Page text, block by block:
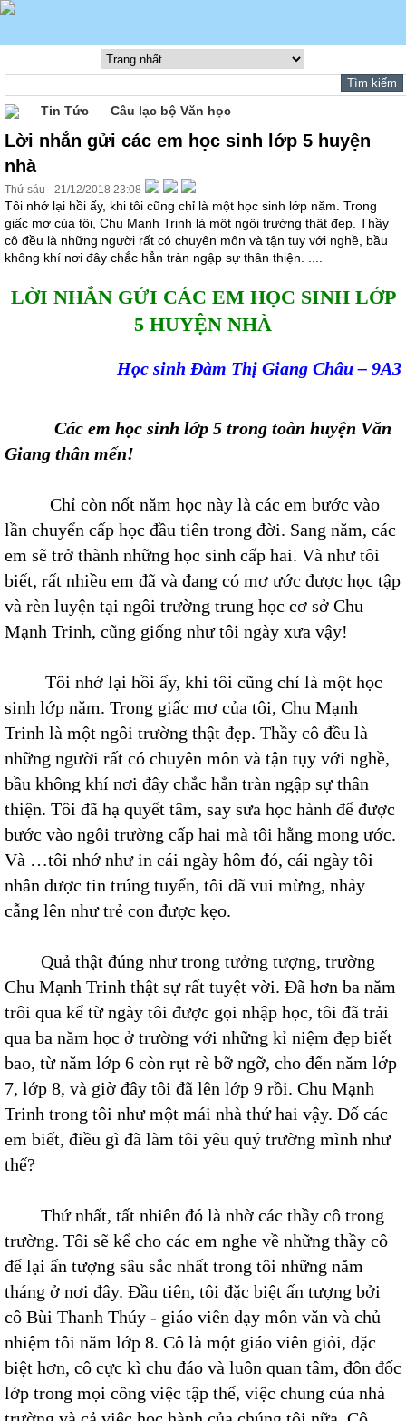
Tin Tức Câu lạc bộ Văn học
Lời nhắn gửi các em học sinh lớp 5 huyện
nhà
Thứ sáu - 21/12/2018 23:08
Tôi nhớ lại hồi ấy, khi tôi cũng chỉ là một học sinh lớp năm. Trong
giấc mơ của tôi, Chu Mạnh Trinh là một ngôi trường thật đẹp. Thầy
cô đều là những người rất có chuyên môn và tận tụy với nghề, bầu
không khí nơi đây chắc hẳn tràn ngập sự thân thiện. ....
LỜI NHẮN GỬI CÁC EM HỌC SINH LỚP
5 HUYỆN NHÀ
Học sinh Đàm Thị Giang Châu – 9A3
Các em học sinh lớp 5 trong toàn huyện Văn
Giang thân mến!
Chỉ còn nốt năm học này là các em bước vào
lần chuyển cấp học đầu tiên trong đời. Sang năm, các
em sẽ trở thành những học sinh cấp hai. Và như tôi
biết, rất nhiều em đã và đang có mơ ước được học tập
và rèn luyện tại ngôi trường trung học cơ sở Chu
Mạnh Trinh, cũng giống như tôi ngày xưa vậy!
Tôi nhớ lại hồi ấy, khi tôi cũng chỉ là một học
sinh lớp năm. Trong giấc mơ của tôi, Chu Mạnh
Trinh là một ngôi trường thật đẹp. Thầy cô đều là
những người rất có chuyên môn và tận tụy với nghề,
bầu không khí nơi đây chắc hẳn tràn ngập sự thân
thiện. Tôi đã hạ quyết tâm, say sưa học hành để được
bước vào ngôi trường cấp hai mà tôi hằng mong ước.
Và …tôi nhớ như in cái ngày hôm đó, cái ngày tôi
nhân được tin trúng tuyển, tôi đã vui mừng, nhảy
cẫng lên như trẻ con được kẹo.
Quả thật đúng như trong tưởng tượng, trường
Chu Mạnh Trinh thật sự rất tuyệt vời. Đã hơn ba năm
trôi qua kể từ ngày tôi được gọi nhập học, tôi đã trải
qua ba năm học ở trường với những kỉ niệm đẹp biết
bao, từ năm lớp 6 còn rụt rè bỡ ngỡ, cho đến năm lớp
7, lớp 8, và giờ đây tôi đã lên lớp 9 rồi. Chu Mạnh
Trinh trong tôi như một mái nhà thứ hai vậy. Đố các
em biết, điều gì đã làm tôi yêu quý trường mình như
thế?
Thứ nhất, tất nhiên đó là nhờ các thầy cô trong
trường. Tôi sẽ kể cho các em nghe về những thầy cô
để lại ấn tượng sâu sắc nhất trong tôi những năm
tháng ở nơi đây. Đầu tiên, tôi đặc biệt ấn tượng bởi
cô Bùi Thanh Thúy - giáo viên dạy môn văn và chủ
nhiệm tôi năm lớp 8. Cô là một giáo viên giỏi, đặc
biệt hơn, cô cực kì chu đáo và luôn quan tâm, đôn đốc
lớp trong mọi công việc tập thể, việc chung của nhà